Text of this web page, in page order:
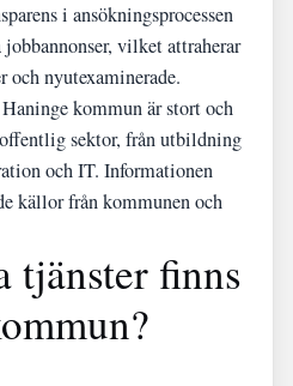
i ansökningsprocessen
vilket attraherar
och nyutexaminerade.
kommun är stort och
sektor, från utbildning
och IT. Informationen
källor från kommunen och
tjänster finns